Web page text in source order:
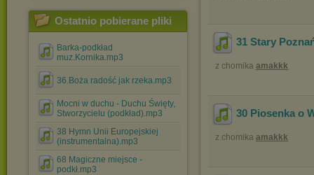
Ostatnio pobierane pliki
Barka-podkład
muz.Kornika.mp3
36.Boża radość jak rzeka.mp3
Mocni w duchu - Duchu Święty,
Stworzycielu (podkład).mp3
38 Hymn Unii Europejskiej
(instrumentalna).mp3
68 Magiczne miejsce -
podkł.mp3
31 Stary
z chomika amakkk
30 Piosenka o
z chomika amakkk